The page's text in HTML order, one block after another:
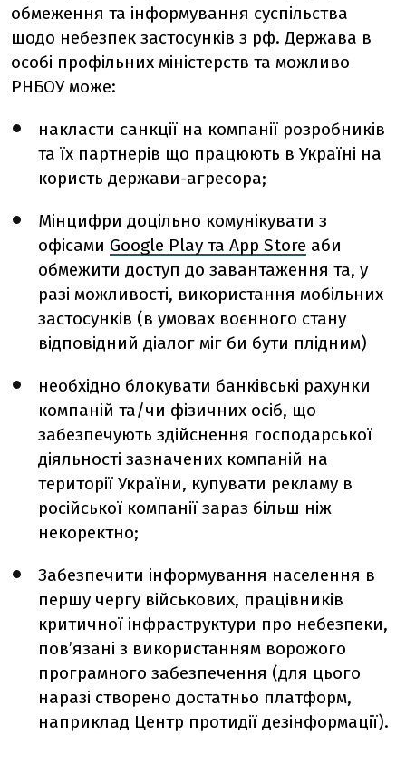
обмеження та інформування суспільства
щодо небезпек застосунків з рф. Держава в
особі профільних міністерств та можливо
РНБОУ може:
накласти санкції на компанії розробників
та їх партнерів що працюють в Україні на
користь держави-агресора;
Мінцифри доцільно комунікувати з
офісами Google Play та App Store аби
обмежити доступ до завантаження та, у
разі можливості, використання мобільних
застосунків (в умовах воєнного стану
відповідний діалог міг би бути плідним)
необхідно блокувати банківські рахунки
компаній та/чи фізичних осіб, що
забезпечують здійснення господарської
діяльності зазначених компаній на
території України, купувати рекламу в
російської компанії зараз більш ніж
некоректно;
Забезпечити інформування населення в
першу чергу військових, працівників
критичної інфраструктури про небезпеки,
пов’язані з використанням ворожого
програмного забезпечення (для цього
наразі створено достатньо платформ,
наприклад Центр протидії дезінформації).